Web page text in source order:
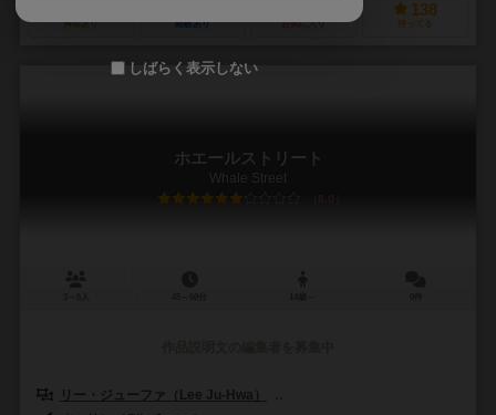
興味あり 経験あり お気に入り
138
持ってる
ホエールストリート
Whale Street
6.0
リー・ジューファ（Lee Ju-Hwa）
しばらく表示しない